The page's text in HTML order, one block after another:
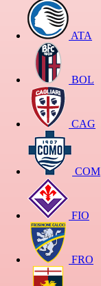
ATA
BOL
CAG
COM
FIO
FRO